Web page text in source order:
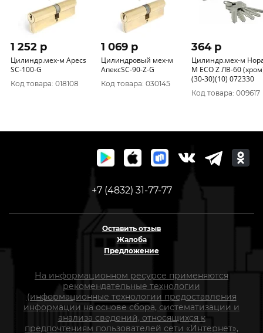
1 252 p
Цилиндр.мех-м Apecs
SC-100-G
Код товара: 018108
1 069 p
Цилиндровый мех-м
АпексSC-90-Z-G
Код товара: 030145
364 p
Цилиндр.мех-м
М ЕСО Z ЛВ-60
(30-30)(10) 072330
Код товара: 009617
+7 (4832) 31-77-77
Оставить отзыв
Жалоба
Предложение
На информационном ресурсе применяются
рекомендательные технологии
(информационные технологии предоставления
информации на основе сбора, систематизации и
анализа сведений, относящихся к
предпочтениям пользователей сети «Интернет»,